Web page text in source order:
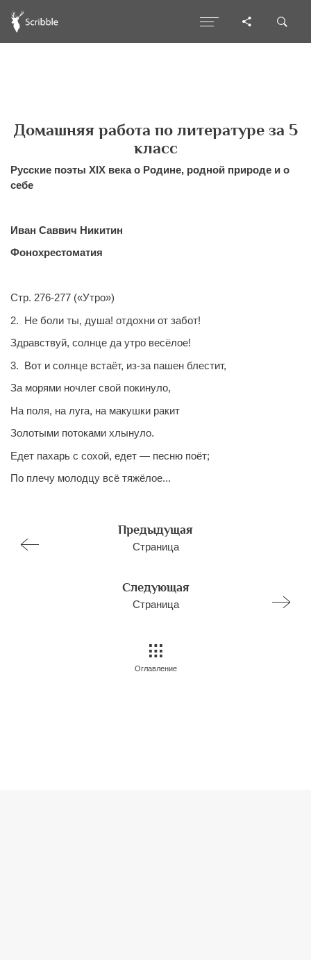
Домашняя работа по литературе за 5
класс
Русские поэты XIX века о Родине, родной природе и о
себе
Иван Саввич Никитин
Фонохрестоматия
Стр. 276-277 («Утро»)
2. Не боли ты, душа! отдохни от забот!
Здравствуй, солнце да утро весёлое!
3. Вот и солнце встаёт, из-за пашен блестит,
За морями ночлег свой покинуло,
На поля, на луга, на макушки ракит
Золотыми потоками хлынуло.
Едет пахарь с сохой, едет — песню поёт;
По плечу молодцу всё тяжёлое...
Предыдущая
Страница
Следующая
Страница
Оглавление